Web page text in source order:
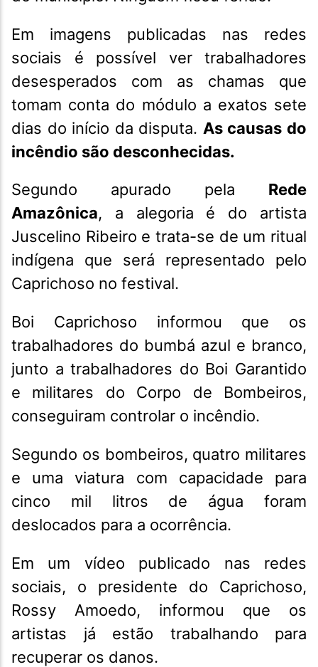
Em imagens publicadas nas redes
sociais é possível ver trabalhadores
desesperados com as chamas que
tomam conta do módulo a exatos sete
dias do início da disputa. As causas do
incêndio são desconhecidas.
Segundo apurado pela Rede
Amazônica, a alegoria é do artista
Juscelino Ribeiro e trata-se de um ritual
indígena que será representado pelo
Caprichoso no festival.
Boi Caprichoso informou que os
trabalhadores do bumbá azul e branco,
junto a trabalhadores do Boi Garantido
e militares do Corpo de Bombeiros,
conseguiram controlar o incêndio.
Segundo os bombeiros, quatro militares
e uma viatura com capacidade para
cinco mil litros de água foram
deslocados para a ocorrência.
Em um vídeo publicado nas redes
sociais, o presidente do Caprichoso,
Rossy Amoedo, informou que os
artistas já estão trabalhando para
recuperar os danos.